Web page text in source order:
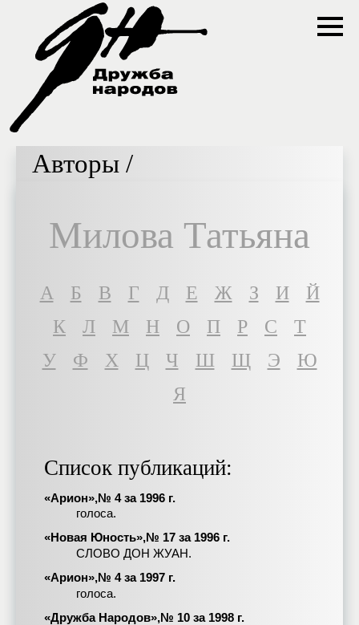
Авторы /
Милова Татьяна
A Б В Г Д Е Ж З И
Й
К
Л М Н О П Р С
Т
У
Ф Х Ц Ч Ш Щ Э
Ю
Я
Список публикаций:
«Арион»,№ 4 за 1996 г.
голоса.
«Новая Юность»,№ 17 за 1996 г.
СЛОВО ДОН ЖУАН.
«Арион»,№ 4 за 1997 г.
голоса.
«Дружба Народов»,№ 10 за 1998 г.